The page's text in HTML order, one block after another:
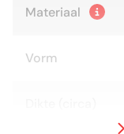
Materiaal
Vorm